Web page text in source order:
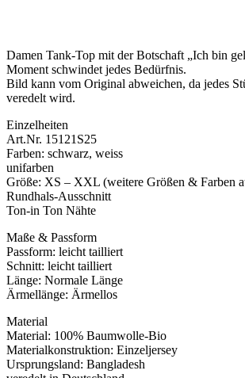
bist
geliebt.
Wir
sind
Menge
Damen Tank-Top mit der Botschaft „Ich bin
Moment schwindet jedes Bedürfnis.
Bild kann vom Original abweichen, da jedes
veredelt wird.
Einzelheiten
Art.Nr. 15121S25
Farben: schwarz, weiss
unifarben
Größe: XS – XXL (weitere Größen & Farben
Rundhals-Ausschnitt
Ton-in Ton Nähte
Maße & Passform
Passform: leicht tailliert
Schnitt: leicht tailliert
Länge: Normale Länge
Ärmellänge: Ärmellos
Material
Material: 100% Baumwolle-Bio
Materialkonstruktion: Einzeljersey
Ursprungsland: Bangladesh